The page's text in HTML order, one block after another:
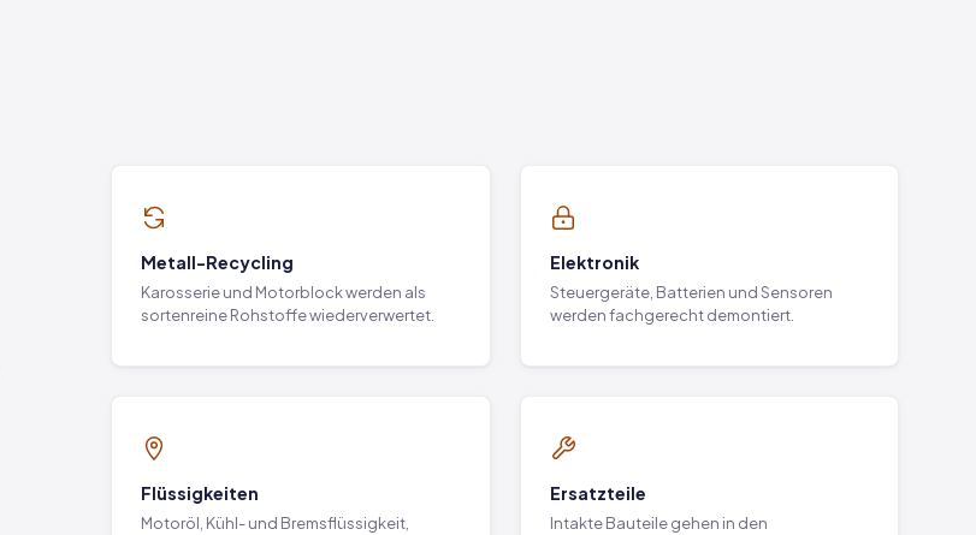
Metall-Recycling
Karosserie und Motorblock werden als
sortenreine Rohstoffe wiederverwertet.
Elektronik
Steuergeräte, Batterien und Sensoren
werden fachgerecht demontiert.
Flüssigkeiten
Motoröl, Kühl- und Bremsflüssigkeit,
Ersatzteile
Intakte Bauteile gehen in den